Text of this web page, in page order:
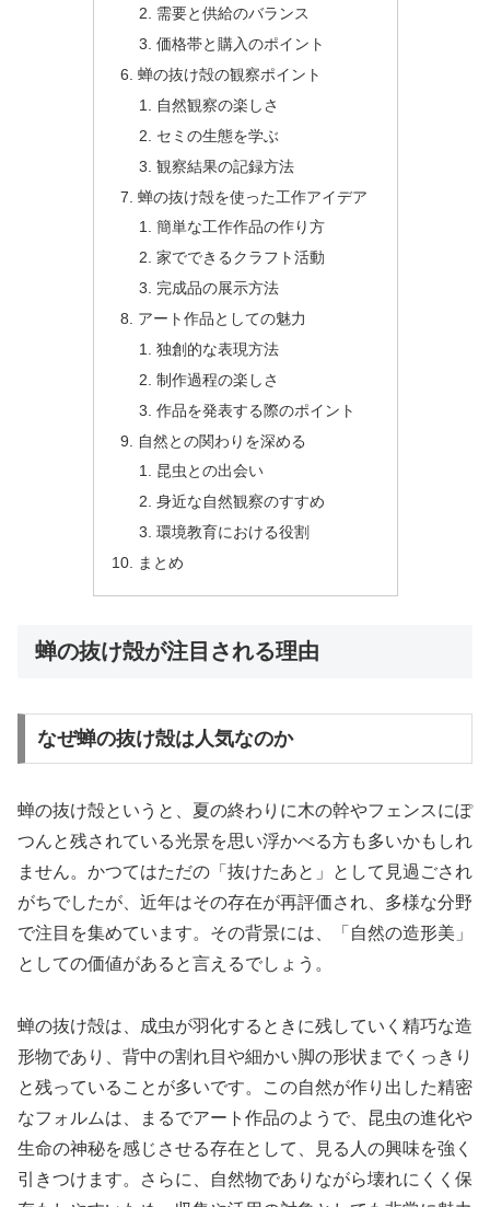
需要と供給のバランス
価格帯と購入のポイント
蝉の抜け殻の観察ポイント
自然観察の楽しさ
セミの生態を学ぶ
観察結果の記録方法
蝉の抜け殻を使った工作アイデア
簡単な工作作品の作り方
家でできるクラフト活動
完成品の展示方法
アート作品としての魅力
独創的な表現方法
制作過程の楽しさ
作品を発表する際のポイント
自然との関わりを深める
昆虫との出会い
身近な自然観察のすすめ
環境教育における役割
まとめ
蝉の抜け殻が注目される理由
なぜ蝉の抜け殻は人気なのか
蝉の抜け殻というと、夏の終わりに木の幹やフェンスにぽ
つんと残されている光景を思い浮かべる方も多いかもしれ
ません。かつてはただの「抜けたあと」として見過ごされ
がちでしたが、近年はその存在が再評価され、多様な分野
で注目を集めています。その背景には、「自然の造形美」
としての価値があると言えるでしょう。
蝉の抜け殻は、成虫が羽化するときに残していく精巧な造
形物であり、背中の割れ目や細かい脚の形状までくっきり
と残っていることが多いです。この自然が作り出した精密
なフォルムは、まるでアート作品のようで、昆虫の進化や
生命の神秘を感じさせる存在として、見る人の興味を強く
引きつけます。さらに、自然物でありながら壊れにくく保